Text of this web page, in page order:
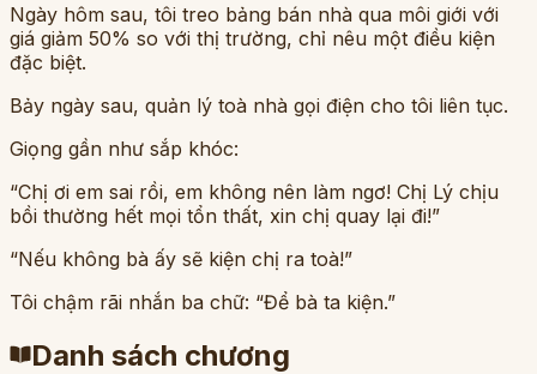
Ngày hôm sau, tôi treo bảng bán nhà qua môi giới với
giá giảm 50% so với thị trường, chỉ nêu một điều kiện
đặc biệt.
Bảy ngày sau, quản lý toà nhà gọi điện cho tôi liên tục.
Giọng gần như sắp khóc:
“Chị ơi em sai rồi, em không nên làm ngơ! Chị Lý chịu
bồi thường hết mọi tổn thất, xin chị quay lại đi!”
“Nếu không bà ấy sẽ kiện chị ra toà!”
Tôi chậm rãi nhắn ba chữ: “Để bà ta kiện.”
Danh sách chương